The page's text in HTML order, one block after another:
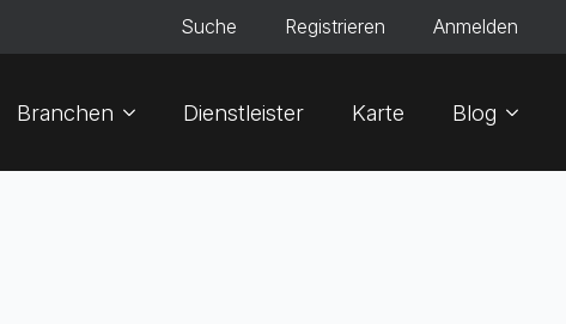
Suche Registrieren Anmelden
Branchen Dienstleister Karte Blog